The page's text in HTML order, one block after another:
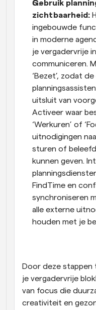
Gebruik
zichtbaarheid:
ingebouwde
in moderne
je vergadervrije
communiceren.
‘Bezet’, zodat
uitsluit van
Activeer waar
‘Werkuren’ of
uitnodigingen
sturen of
kunnen geven.
FindTime en
synchroniseren
alle externe
houden met je
Door deze
je vergadervrije
van focus die
creativiteit en